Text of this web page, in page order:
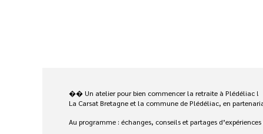
�� Un atelier pour bien commencer la retraite à Plédéliac !
La Carsat Bretagne et la commune de Plédéliac, en
Au programme : échanges, conseils et partages